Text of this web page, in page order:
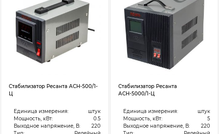
Стабилизатор Ресанта АСН-500/1-
Ц
Единица измерения:
штук
Мощность, кВт:
0.5
Выходное напряжение, В:
220
Стабилизатор Ресанта
АСН-5000/1-Ц
Единица измерения:
штук
Мощность, кВт:
5
Выходное напряжение, В:
220